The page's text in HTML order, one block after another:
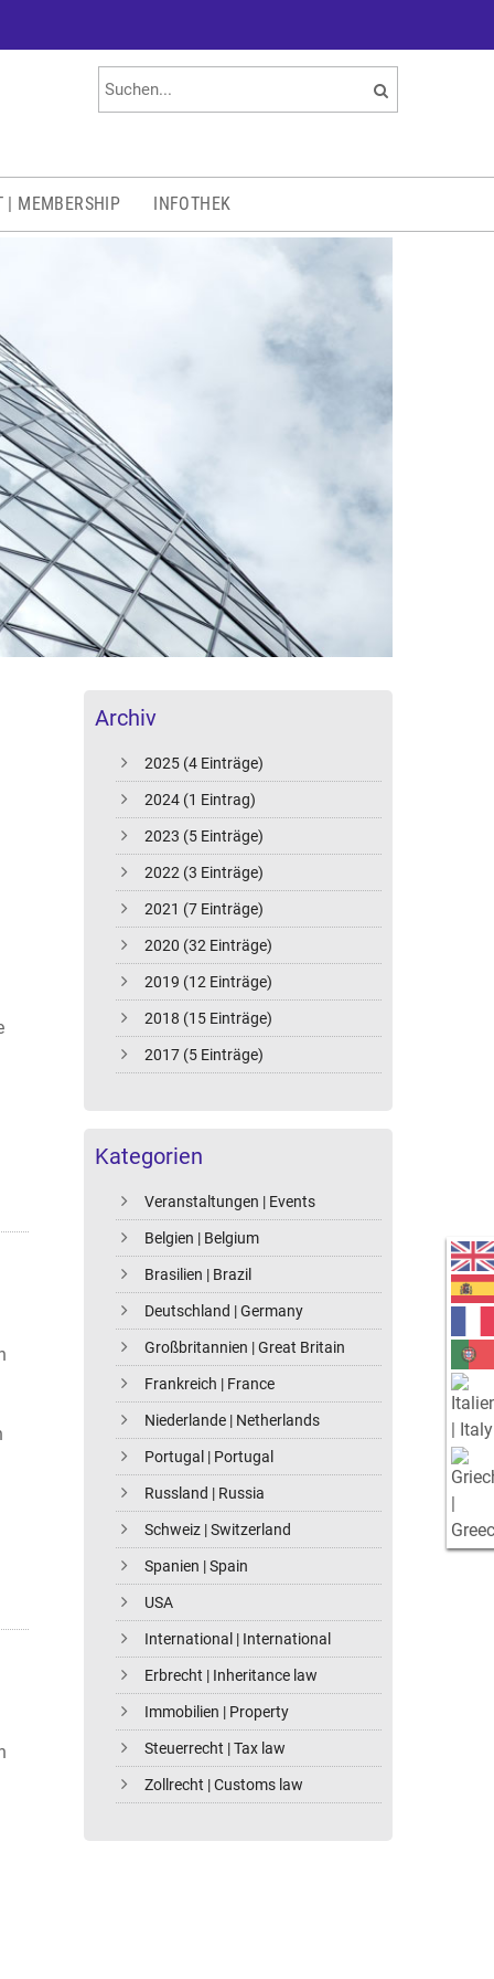
| MEMBERSHIP INFOTHEK
Archiv
2025 (4 Einträge)
2024 (1 Eintrag)
2023 (5 Einträge)
2022 (3 Einträge)
2021 (7 Einträge)
2020 (32 Einträge)
2019 (12 Einträge)
2018 (15 Einträge)
2017 (5 Einträge)
Kategorien
Veranstaltungen | Events
Belgien | Belgium
Brasilien | Brazil
Deutschland | Germany
Großbritannien | Great Britain
Frankreich | France
Niederlande | Netherlands
Portugal | Portugal
Russland | Russia
Schweiz | Switzerland
Spanien | Spain
USA
International | International
Erbrecht | Inheritance law
Immobilien | Property
Steuerrecht | Tax law
Zollrecht | Customs law